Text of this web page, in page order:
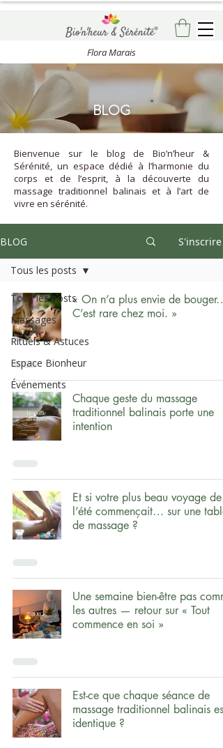
Flora Marais
BLOG
Bienvenue sur le blog de Bio’n’heur &
Sérénité, un espace dédié à l’harmonie du
corps et de l’esprit, à la découverte du
massage traditionnel balinais et à l’art de
vivre en sérénité.
BLOG S'inscrire
Tous les posts
Massages
Rituels & Astuces
Espace Bionheur
Événements
Tous les posts
« On n’a plus envie de bouger…
C’est rare chez moi. »
Chaque geste du massage
traditionnel balinais porte une
intention
Et si votre plus beau voyage de
l’été commençait… sur une table
de massage ?
Une semaine bien-être pas
les autres — retour sur « Tout
commence en soi »
Est-ce que chaque séance de
massage traditionnel balinais est
identique ?